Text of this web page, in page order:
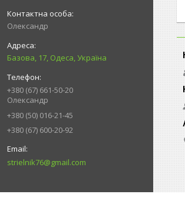
Олександр
Базова, 17, Одеса, Україна
+380 (67) 661-50-20
Олександр
+380 (50) 016-21-45
+380 (67) 600-20-92
strielnik76@gmail.com